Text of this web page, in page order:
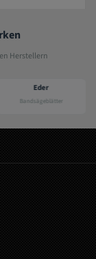
Herstellern
Eder
Bandsägeblätter